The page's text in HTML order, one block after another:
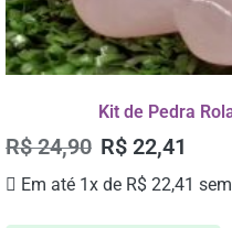
Kit de Pedra
R$24,90 R$ 22,41
Em até 1x de R$ 22,41